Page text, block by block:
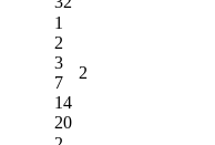
1
2
3
7
14
20
2